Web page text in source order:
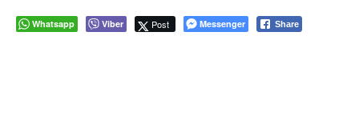
Whatsapp Viber Post Messenger Share